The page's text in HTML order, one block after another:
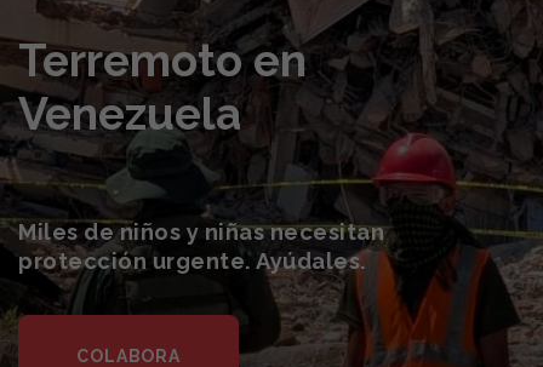
MIS APADRINADOS
MIS RETOS SOLIDARIOS
CERRAR SESIÓN
Terremoto en
Venezuela
Miles de niños y niñas necesitan
protección urgente. Ayúdales.
COLABORA